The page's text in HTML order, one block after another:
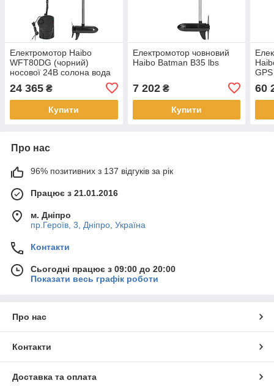
Електромотор Haibo
WFT80DG (чорний)
носової 24В солона вода
24 365 ₴
Купити
Електромотор човновий
Haibo Batman B35 lbs
7 202₴
Купити
60
Про нас
96% позитивних з 137 відгуків за рік
Працює з 21.01.2016
м. Дніпро
пр.Героїв, 3, Дніпро, Україна
Контакти
Сьогодні працює з 09:00 до 20:00
Показати весь графік роботи
Про нас
Контакти
Доставка та оплата